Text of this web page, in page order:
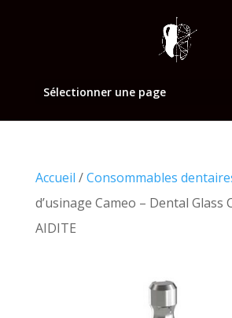
Sélectionner une page
Accueil /Consommables
d’usinage Cameo – Dental Glass
AIDITE